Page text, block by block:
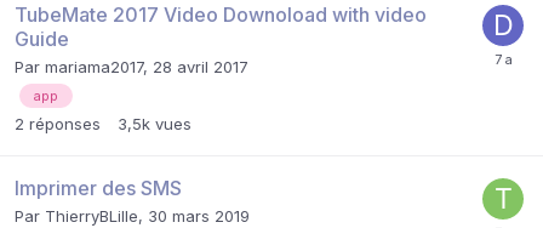
TubeMate 2017 Video Downoload with video
Guide
Par mariama2017, 28 avril 2017
app
2 réponses 3,5k vues
Imprimer des SMS
Par ThierryBLille, 30 mars 2019